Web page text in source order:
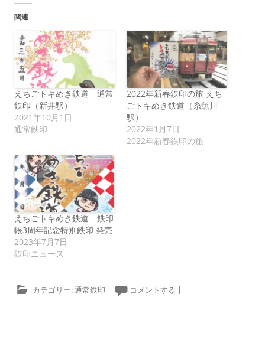
関連
えちごトキめき鉄道 通常
鉄印（新井駅）
2021年10月1日
通常鉄印
2022年新春鉄印の旅 えち
ごトキめき鉄道（糸魚川
駅）
2022年1月7日
2022年新春鉄印の旅
えちごトキめき鉄道 鉄印
帳3周年記念特別鉄印 発売
2023年7月7日
鉄印ニュース
カテゴリー:通常鉄印 | コメントする |